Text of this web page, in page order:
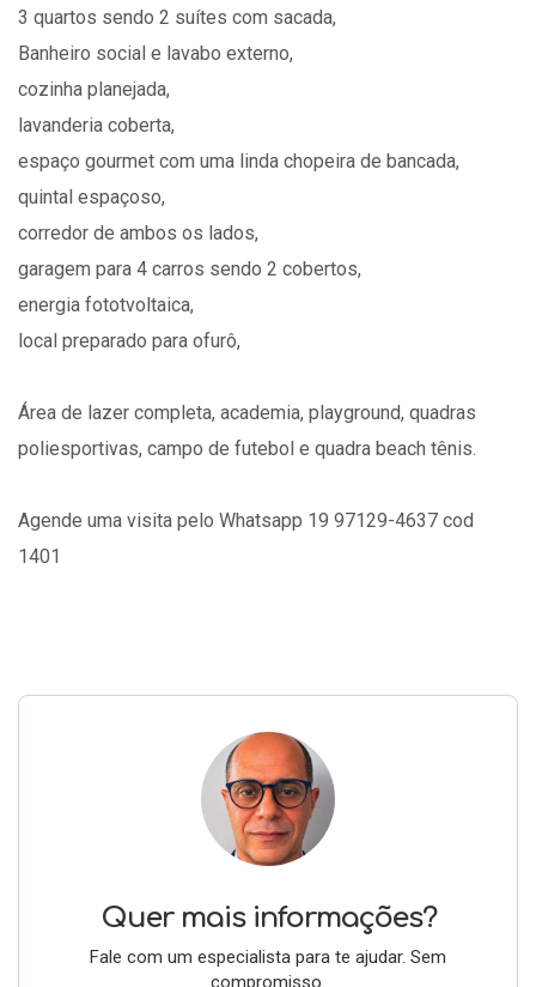
3 quartos sendo 2 suítes com sacada,
Banheiro social e lavabo externo,
cozinha planejada,
lavanderia coberta,
espaço gourmet com uma linda chopeira de bancada,
quintal espaçoso,
corredor de ambos os lados,
garagem para 4 carros sendo 2 cobertos,
energia fototvoltaica,
local preparado para ofurô,
Área de lazer completa, academia, playground, quadras
poliesportivas, campo de futebol e quadra beach tênis.
Agende uma visita pelo Whatsapp 19 97129-4637 cod
1401
Quer mais informações?
Fale com um especialista para te ajudar. Sem
compromisso.